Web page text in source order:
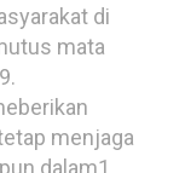
di
mata
menjaga
dalam1